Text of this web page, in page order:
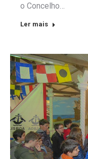
o Concelho…
Ler mais